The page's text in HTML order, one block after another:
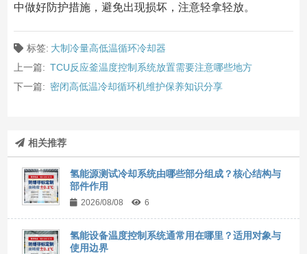
中做好防护措施，避免出现损坏，注意轻拿轻放。
标签: 大制冷量高低温循环冷却器
上一篇: TCU反应釜温度控制系统放置需要注意哪些地方
下一篇: 密闭高低温冷却循环机维护保养知识分享
相关推荐
氢能源测试冷却系统由哪些部分组成？核心结构与
部件作用
2026/08/08 6
氢能设备温度控制系统通常用在哪里？适用对象与
使用边界